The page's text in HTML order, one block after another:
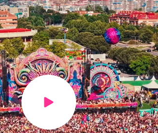
Play video